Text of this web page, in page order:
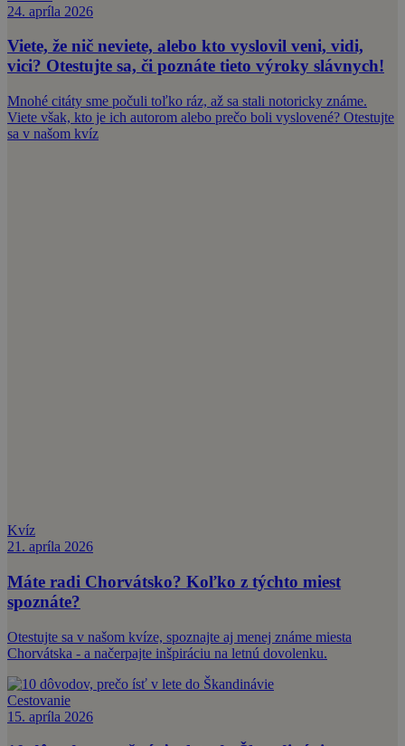
24. apríla 2026
Viete, že nič neviete, alebo kto vyslovil veni, vidi,
vici? Otestujte sa, či poznáte tieto výroky slávnych!
Mnohé citáty sme počuli toľko ráz, až sa stali notoricky známe.
Viete však, kto je ich autorom alebo prečo boli vyslovené? Otestujte
sa v našom kvíz
Kvíz
21. apríla 2026
Máte radi Chorvátsko? Koľko z týchto miest
spoznáte?
Otestujte sa v našom kvíze, spoznajte aj menej známe miesta
Chorvátska - a načerpajte inšpiráciu na letnú dovolenku.
Cestovanie
15. apríla 2026